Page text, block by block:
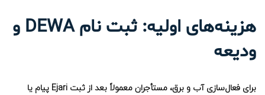
هزینه‌های اولیه: ثبت نام DEWA و
ودیعه
برای فعال‌سازی آب و برق، مستأجران معمولاً بعد از ثبت Ejari پیام یا